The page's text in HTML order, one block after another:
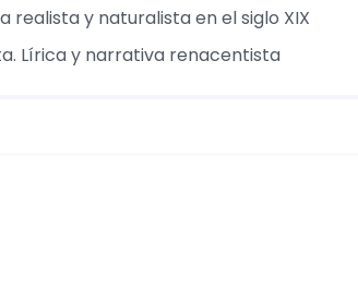
realista y naturalista en el siglo XIX
Lírica y narrativa renacentista